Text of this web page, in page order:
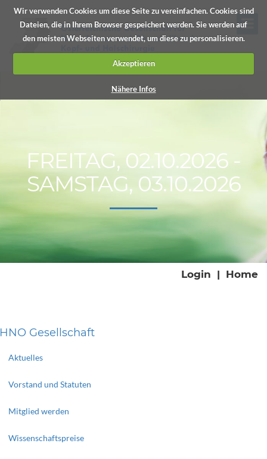
Wir verwenden Cookies um diese Seite zu vereinfachen. Cookies sind
Dateien, die in Ihrem Browser gespeichert werden. Sie werden auf
den meisten Webseiten verwendet, um diese zu personalisieren.
Akzeptieren
Nähere Infos
FREITAG, 02.10.2026 -
SAMSTAG, 03.10.2026
Login | Home
HNO Gesellschaft
Aktuelles
Vorstand und Statuten
Mitglied werden
Wissenschaftspreise